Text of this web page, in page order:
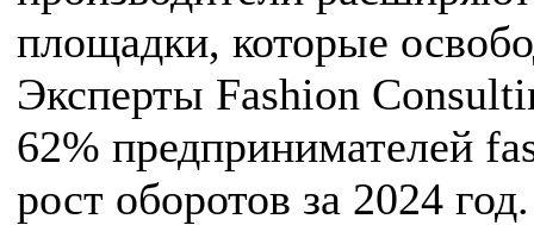
площадки, которые
Эксперты Fashion
62% предпринимателей
рост оборотов за 2024 год.